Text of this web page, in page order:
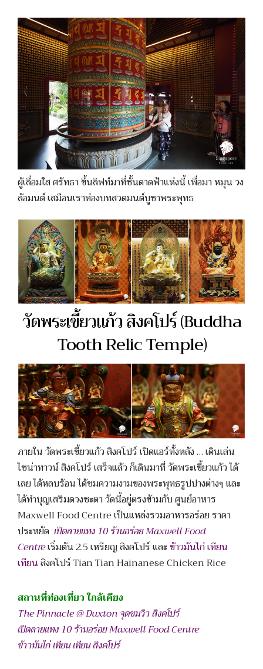
ผู้เลื่อมใส ศรัทธา ขึ้นลิฟท์มาที่ชั้นดาดฟ้าแห่งนี้ เพื่อมา หมุน วง
ล้อมนต์ เสมือนเราท่องบทสวดมนต์บูชาพระพุทธ
วัดพระเขี้ยวแก้ว สิงคโปร์ (Buddha
Tooth Relic Temple)
ภายใน วัดพระเขี้ยวแก้ว สิงคโปร์ เปิดแอร์ทั้งหลัง … เดินเล่น
ไชน่าทาวน์ สิงคโปร์ เสร็จแล้ว ก็เดินมาที่ วัดพระเขี้ยวแก้ว ได้
เลย ได้หลบร้อน ได้ชมความงามของพระพุทธรูปปางต่างๆ และ
ได้ทำบุญเสริมดวงชะตา วัดนี้อยู่ตรงข้ามกับ ศูนย์อาหาร
Maxwell Food Centre เป็นแหล่งรวมอาหารอร่อย ราคา
ประหยัด เปิดลายแทง 10 ร้านอร่อย Maxwell Food
Centreเริ่มต้น 2.5 เหรียญ สิงคโปร์ และข้าวมันไก่ เทียน
เทียนสิงคโปร์ Tian Tian Hainanese Chicken Rice
สถานที่ท่องเที่ยว ใกล้เคียง
The Pinnacle @ Duxton จุดชมวิว สิงคโปร์
เปิดลายแทง 10 ร้านอร่อย Maxwell Food Centre
ข้าวมันไก่ เทียน เทียน สิงคโปร์